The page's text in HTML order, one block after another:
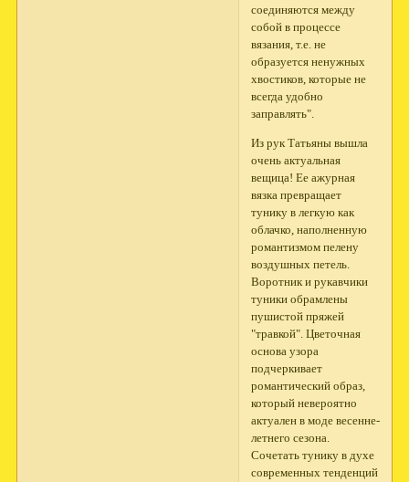
соединяются между
собой в процессе
вязания, т.е. не
образуется ненужных
хвостиков, которые не
всегда удобно
заправлять".
Из рук Татьяны вышла
очень актуальная
вещица! Ее ажурная
вязка превращает
тунику в легкую как
облачко, наполненную
романтизмом пелену
воздушных петель.
Воротник и рукавчики
туники обрамлены
пушистой пряжей
"травкой". Цветочная
основа узора
подчеркивает
романтический образ,
который невероятно
актуален в моде весенне-
летнего сезона.
Сочетать тунику в духе
современных тенденций